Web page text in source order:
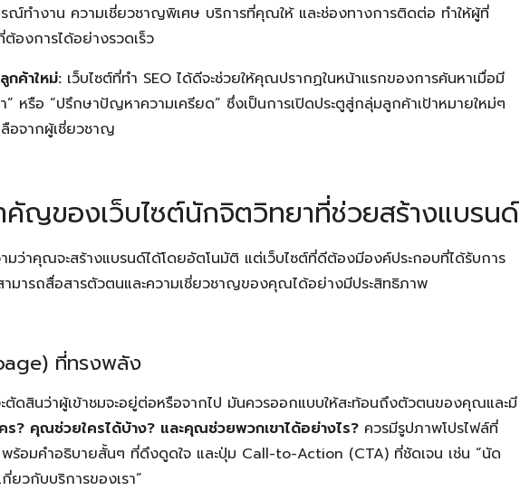
รณ์ทำงาน ความเชี่ยวชาญพิเศษ บริการที่คุณให้ และช่องทางการติดต่อ ทำให้ผู้ที่
องการได้อย่างรวดเร็ว
กค้าใหม่: เว็บไซต์ที่ทำ SEO ได้ดีจะช่วยให้คุณปรากฏในหน้าแรกของการค้นหาเมื่อมี
หรือ “ปรึกษาปัญหาความเครียด” ซึ่งเป็นการเปิดประตูสู่กลุ่มลูกค้าเป้าหมายใหม่ๆ
อจากผู้เชี่ยวชาญ
คัญของเว็บไซต์นักจิตวิทยาที่ช่วยสร้างแบรนด์
ามว่าคุณจะสร้างแบรนด์ได้โดยอัตโนมัติ แต่เว็บไซต์ที่ดีต้องมีองค์ประกอบที่ได้รับการ
ามารถสื่อสารตัวตนและความเชี่ยวชาญของคุณได้อย่างมีประสิทธิภาพ
ที่ทรงพลัง
ตัดสินว่าผู้เข้าชมจะอยู่ต่อหรือจากไป มันควรออกแบบให้สะท้อนถึงตัวตนของคุณและมี
? คุณช่วยใครได้บ้าง? และคุณช่วยพวกเขาได้อย่างไร? ควรมีรูปภาพโปรไฟล์ที่
พร้อมคำอธิบายสั้นๆ ที่ดึงดูดใจ และปุ่ม Call-to-Action (CTA) ที่ชัดเจน เช่น “นัด
ยวกับบริการของเรา”